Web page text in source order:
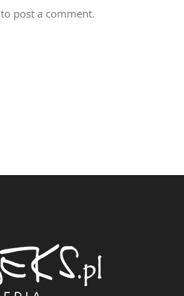
to post a comment.